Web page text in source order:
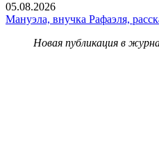
05.08.2026
Мануэла, внучка Рафаэля,
Новая публикация в